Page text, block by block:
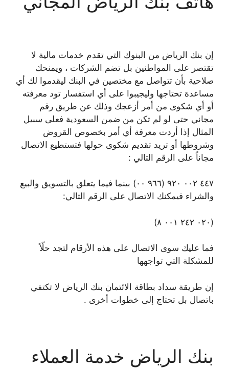
إن بنك الرياض من البنوك التي تقدم خدمات مالية لا
تقتصر على المواطنين بل تضم الشركات ، ويمنحك
صلاحية بأن تتواصل مع مختصين في البنك ليقدموا لك أي
مساعدة تحتاجها وليجيبوا على أي استفسار تود معرفته
أو أي شكوى من أمر أزعجك وذلك عن طريق رقم
مجاني حتى لو لم تكن من ضمن السعودية فعلى سبيل
المثال إذا أردت معرفة أي أمر بخصوص القروض
وشروطها أو تريد تقديم شكوى حولها فتستطيع الاتصال
مجاناً على الرقم التالي :
٤٤٧ ٠٠٢ ٩٢٠ (٩٦٦ ٠٠) بينما فيما يتعلق بالتسويق والبيع
والشراء فيمكنك الاتصال على الرقم التالي:
(٠٢٠ ٢٤٢ ٠٠١ ٨)
فما عليك سوى الاتصال على هذه الأرقام لتجد حلّاً
للمشكلة التي تواجهها
إن طريقة سداد بطاقة الائتمان بنك الرياض لا تكتفي
باتصال بل تحتاج إلى خطوات أخرى .
بنك الرياض خدمة العملاء